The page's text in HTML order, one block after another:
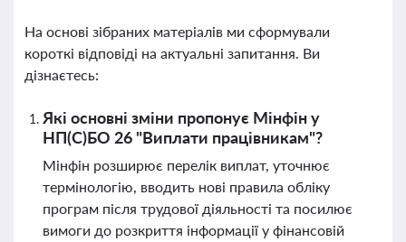
На основі зібраних матеріалів ми сформували
короткі відповіді на актуальні запитання. Ви
дізнаєтесь:
Які основні зміни пропонує Мінфін у
НП(С)БО 26 "Виплати працівникам"?
Мінфін розширює перелік виплат, уточнює
термінологію, вводить нові правила обліку
програм після трудової діяльності та посилює
вимоги до розкриття інформації у фінансовій